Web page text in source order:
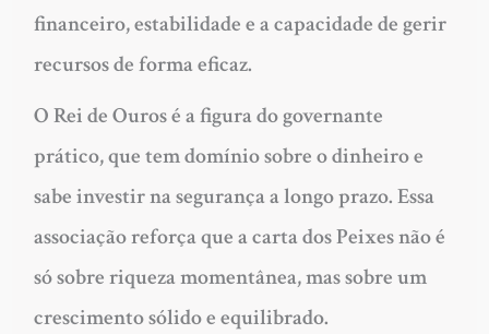
financeiro, estabilidade e a capacidade de gerir
recursos de forma eficaz.
O Rei de Ouros é a figura do governante
prático, que tem domínio sobre o dinheiro e
sabe investir na segurança a longo prazo. Essa
associação reforça que a carta dos Peixes não é
só sobre riqueza momentânea, mas sobre um
crescimento sólido e equilibrado.